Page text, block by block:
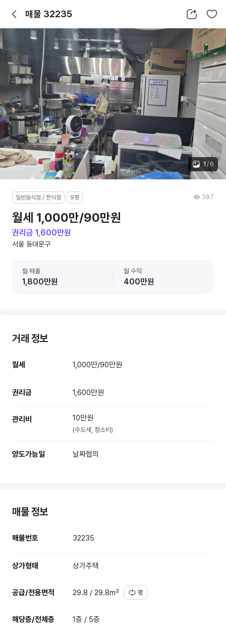
뒤로가기매물 32235 공유하기 찜하기
1 / 6
일반음식점 / 한식점 9평
월세 1,000만/90만원
권리금 1,600만원
서울 동대문구
월 매출
1,800만원
월 수익
400만원
387
거래 정보
월세 1,000만/90만원
권리금 1,600만원
관리비 10만원
(수도세, 청소비)
양도가능일 날짜협의
매물 정보
매물번호 32235
상가형태 상가주택
공급/전용면적 29.8 / 29.8㎡ 평
해당층/전체층 1층 / 5층